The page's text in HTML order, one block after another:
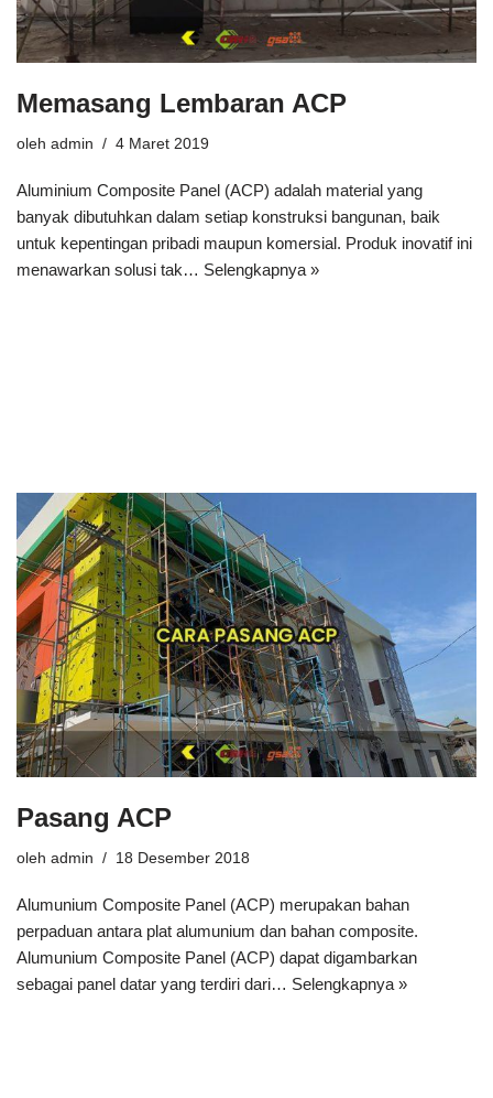
Memasang Lembaran ACP
oleh admin 4 Maret 2019
Aluminium Composite Panel (ACP) adalah material yang
banyak dibutuhkan dalam setiap konstruksi bangunan, baik
untuk kepentingan pribadi maupun komersial. Produk inovatif ini
menawarkan solusi tak… Selengkapnya »
Pasang ACP
oleh admin 18 Desember 2018
Alumunium Composite Panel (ACP) merupakan bahan
perpaduan antara plat alumunium dan bahan composite.
Alumunium Composite Panel (ACP) dapat digambarkan
sebagai panel datar yang terdiri dari… Selengkapnya »